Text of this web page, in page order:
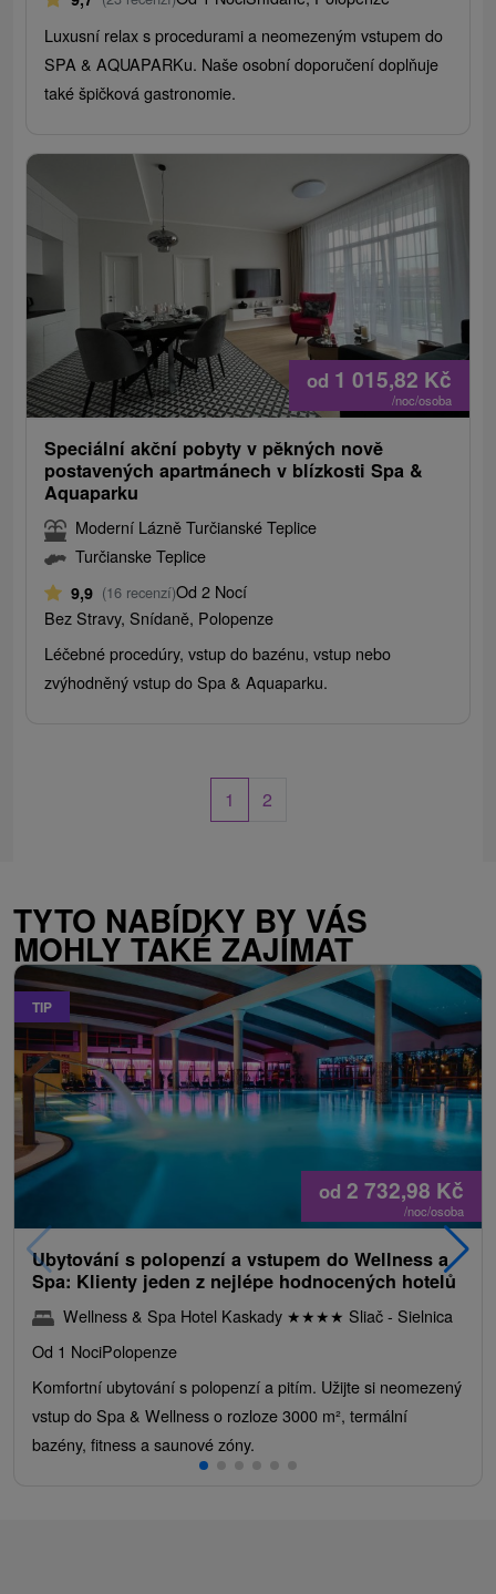
Luxusní relax s procedurami a neomezeným vstupem do
SPA & AQUAPARKu. Naše osobní doporučení doplňuje
také špičková gastronomie.
od 1 015,82 Kč
/noc/osoba
Speciální akční pobyty v pěkných nově
postavených apartmánech v blízkosti Spa &
Aquaparku
Moderní Lázně Turčianské Teplice
Turčianske Teplice
9,9 (16 recenzí)Od 2 Nocí
Bez Stravy, Snídaně, Polopenze
Léčebné procedúry, vstup do bazénu, vstup nebo
zvýhodněný vstup do Spa & Aquaparku.
1 2
TYTO NABÍDKY BY VÁS
MOHLY TAKÉ ZAJÍMAT
TIP
od 2 732,98 Kč
/noc/osoba
Ubytování s polopenzí a vstupem do Wellness a
Spa: Klienty jeden z nejlépe hodnocených hotelů
Wellness & Spa Hotel Kaskady ★★★★ Sliač - Sielnica
Od 1 NociPolopenze
Komfortní ubytování s polopenzí a pitím. Užijte si neomezený
vstup do Spa & Wellness o rozloze 3000 m², termální
bazény, fitness a saunové zóny.